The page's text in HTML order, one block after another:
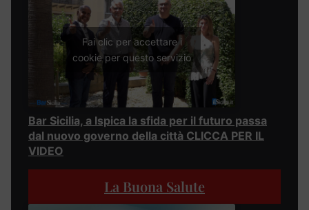
Fai clic per accettare i
cookie per questo servizio
Bar Sicilia, a Ispica la sfida per il futuro passa
dal nuovo governo della città CLICCA PER IL
VIDEO
La Buona Salute